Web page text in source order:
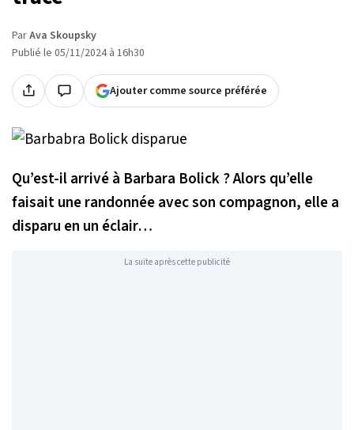
ParAva Skoupsky
Publié le 05/11/2024 à 16h30
Ajouter comme source préférée
Qu’est-il arrivé à Barbara Bolick ? Alors qu’elle
faisait une randonnée avec son compagnon, elle a
disparu en un éclair…
La suite après cette publicité